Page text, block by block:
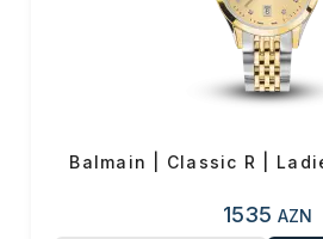
Balmain | Classic R |
1535 AZN